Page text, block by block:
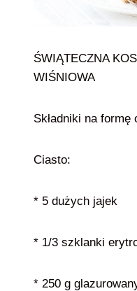
ŚWIĄTECZNA
WIŚNIOWA
Składniki na
Ciasto:
* 5 dużych jajek
* 1/3 szklanki
* 250 g